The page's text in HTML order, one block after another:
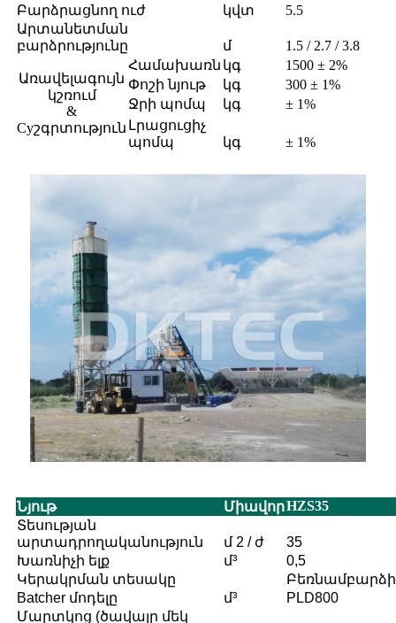
Բարձրացնող ուժ
կվտ
5.5
Արտանետման
բարձրությունը
մ 1.5 / 2.7 / 3.8
Առավելագույն
կշռում
&
Cyշգրտություն
Համախառն կգ
1500 ± 2%
Փոշի նյութ
կգ
300 ± 1%
Ջրի պոմպ
կգ
± 1%
Լրացուցիչ
պոմպ
կգ ± 1%
Նյութ ՄիավորHZS35
Տեսության
արտադրողականություն
մ 2 / ժ
35
Խառնիչի ելք
մ³
0,5
Կերակրման տեսակը
Batcher մոդելը
մ³
PLD800
Մարտկոց (ծավալը մեկ